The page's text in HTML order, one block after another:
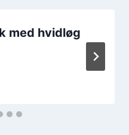
med hvidløg